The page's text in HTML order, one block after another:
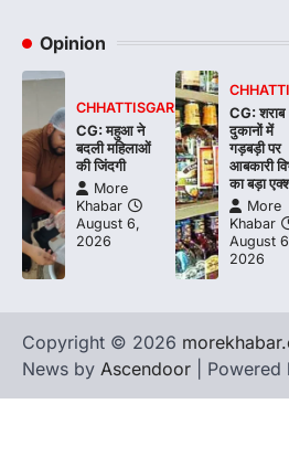
Opinion
CHHATTISGARH
CG: महुआ ने
बदली महिलाओं
की जिंदगी
More
Khabar
August 6,
2026
CG: शराब
दुकानों में
गड़बड़ी पर
आबकारी
का बड़ा
More
Khabar
August
2026
Copyright © 2026
News by Ascendoor | Powered